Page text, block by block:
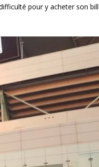
pour y acheter son